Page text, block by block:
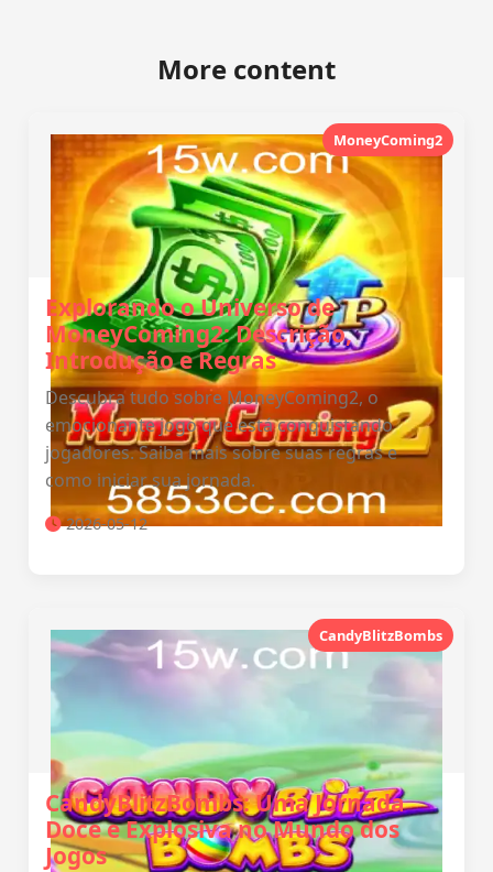
More content
MoneyComing2
Explorando o Universo de
MoneyComing2: Descrição,
Introdução e Regras
Descubra tudo sobre MoneyComing2, o
emocionante jogo que está conquistando
jogadores. Saiba mais sobre suas regras e
como iniciar sua jornada.
2026-05-12
CandyBlitzBombs
CandyBlitzBombs: Uma Jornada
Doce e Explosiva no Mundo dos
Jogos